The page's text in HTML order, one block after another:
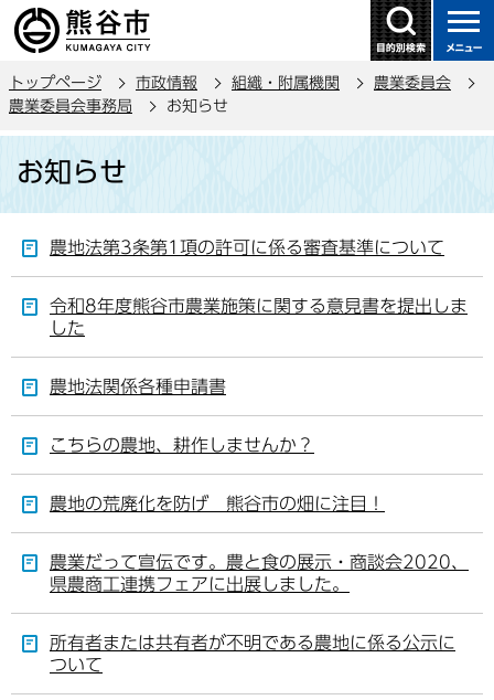
の
ー
トップページ 市政情報 組織・附属機関
農業委員会
農業委員会事務局
お知らせ
お知らせ
農地法第3条第1項の許可に係る審査基準について
令和8年度熊谷市農業施策に関する意見書を提出しま
した
農地法関係各種申請書
こちらの農地、耕作しませんか？
農地の荒廃化を防げ 熊谷市の畑に注目！
農業だって宣伝です。農と食の展示・商談会2020、
県農商工連携フェアに出展しました。
所有者または共有者が不明である農地に係る公示に
ついて